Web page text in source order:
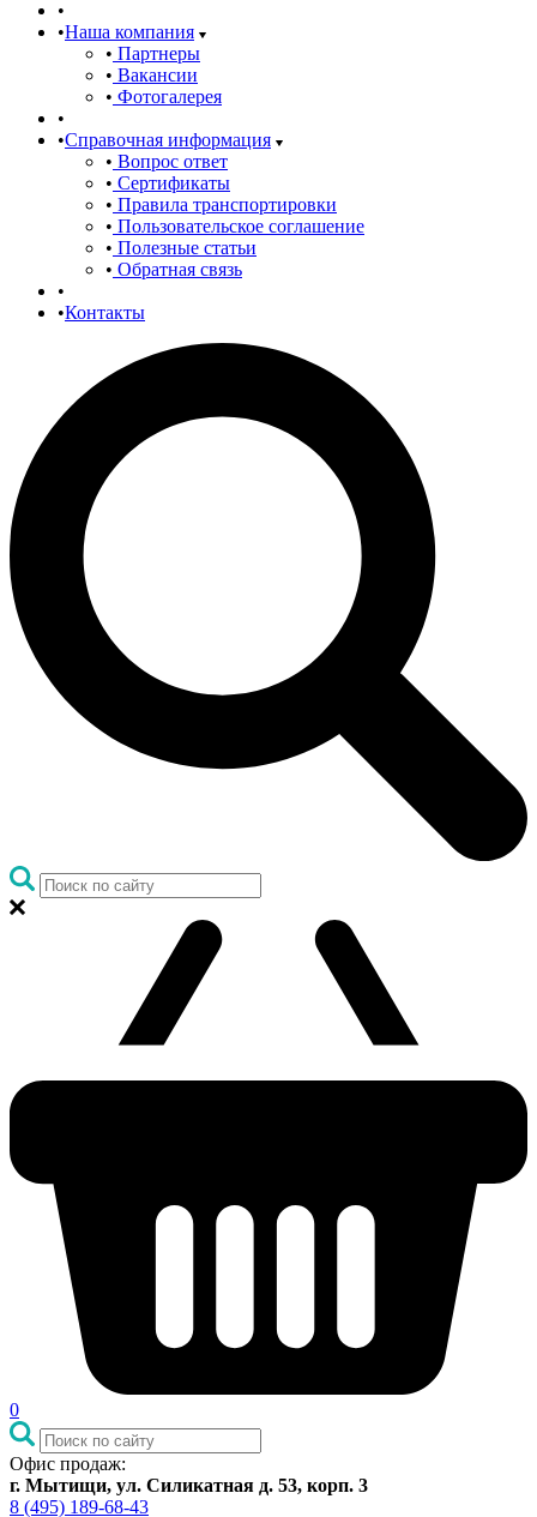
Наша компания
Партнеры
Вакансии
Фотогалерея
Справочная информация
Вопрос ответ
Сертификаты
Правила транспортировки
Пользовательское соглашение
Полезные статьи
Обратная связь
Контакты
0
Офис продаж:
г. Мытищи, ул. Силикатная д. 53, корп. 3
8 (495) 189-68-43